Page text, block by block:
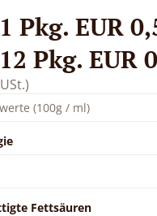
Pkg. EUR
Pkg. EUR
(100g / ml)
Fettsäuren